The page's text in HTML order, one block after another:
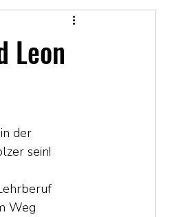
Leon
der
sein!
Weg